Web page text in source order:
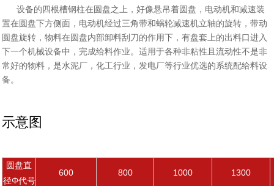
设备的四根槽钢柱在圆盘之上，好像悬吊着圆盘，电动机和减速装
置在圆盘下方侧面，电动机经过三角带和蜗轮减速机立轴的旋转，带动
圆盘旋转，物料在圆盘内部卸料刮刀的作用下，有盘套上的出料口进入
下一个机械设备中，完成给料作业。适用于各种非粘性且流动性不是非
常好的物料，是水泥厂，化工行业，发电厂等行业优选的系统配给料设
备。
示意图
圆盘直
径Φ代号
600 800 1000 1300